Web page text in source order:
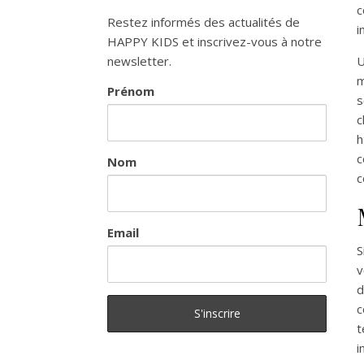
Restez informés des actualités de
HAPPY KIDS et inscrivez-vous à notre
newsletter.
Prénom
Nom
Email